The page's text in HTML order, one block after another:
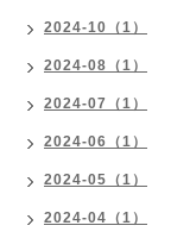
2024-10（1）
2024-08（1）
2024-07（1）
2024-06（1）
2024-05（1）
2024-04（1）